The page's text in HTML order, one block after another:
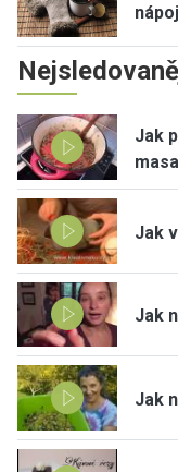
nápoj
Jak
Jak
Jak
Jak